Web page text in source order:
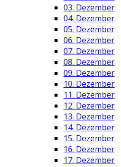
03. Dezember
04. Dezember
05. Dezember
06. Dezember
07. Dezember
08. Dezember
09. Dezember
10. Dezember
11. Dezember
12. Dezember
13. Dezember
14. Dezember
15. Dezember
16. Dezember
17. Dezember